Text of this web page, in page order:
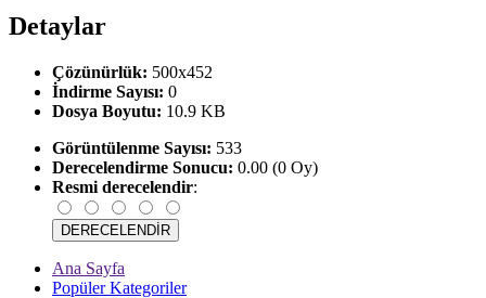
Detaylar
Çözünürlük: 500x452
İndirme Sayısı: 0
Dosya Boyutu: 10.9 KB
Görüntülenme Sayısı: 533
Derecelendirme Sonucu: 0.00 (0 Oy)
Resmi derecelendir:
Ana Sayfa
Popüler Kategoriler